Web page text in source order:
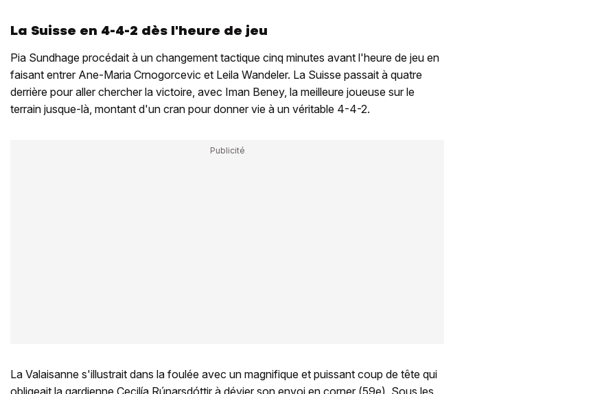
La Suisse en 4-4-2 dès l'heure de jeu
Pia Sundhage procédait à un changement tactique cinq minutes avant l'heure de jeu en
faisant entrer Ane-Maria Crnogorcevic et Leila Wandeler. La Suisse passait à quatre
derrière pour aller chercher la victoire, avec Iman Beney, la meilleure joueuse sur le
terrain jusque-là, montant d'un cran pour donner vie à un véritable 4-4-2.
La Valaisanne s'illustrait dans la foulée avec un magnifique et puissant coup de tête qui
obligeait la gardienne Cecilía Rúnarsdóttir à dévier son envoi en corner (59e). Sous les